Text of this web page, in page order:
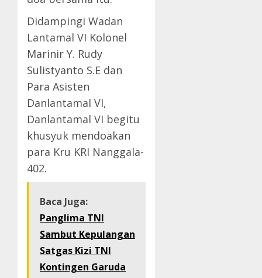
Didampingi Wadan
Lantamal VI Kolonel
Marinir Y. Rudy
Sulistyanto S.E dan
Para Asisten
Danlantamal VI,
Danlantamal VI begitu
khusyuk mendoakan
para Kru KRI Nanggala-
402.
Baca Juga:
Panglima TNI
Sambut Kepulangan
Satgas Kizi TNI
Kontingen Garuda